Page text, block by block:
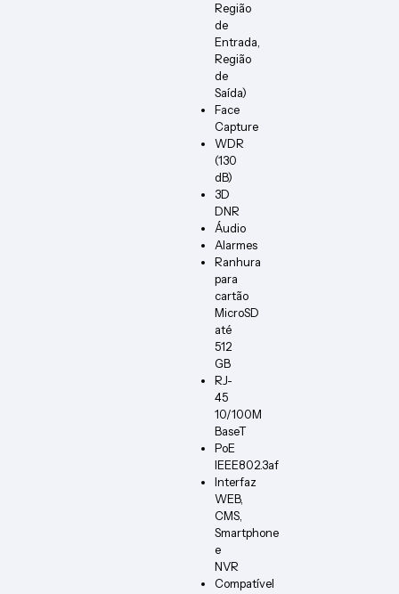
Região
de
Entrada,
Região
de
Saída)
Face
Capture
WDR
(130
dB)
3D
DNR
Áudio
Alarmes
Ranhura
para
cartão
MicroSD
até
512
GB
RJ-
45
10/100M
BaseT
PoE
IEEE802.3af
Interfaz
WEB,
CMS,
Smartphone
e
NVR
Compatível